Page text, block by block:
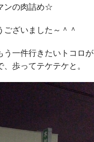
ンの肉詰め☆
ざいました～＾＾
う一件行きたいトコロが
歩ってテケテケと。